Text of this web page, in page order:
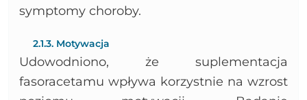
symptomy choroby.
2.1.3. Motywacja
Udowodniono, że suplementacja
fasoracetamu wpływa korzystnie na wzrost